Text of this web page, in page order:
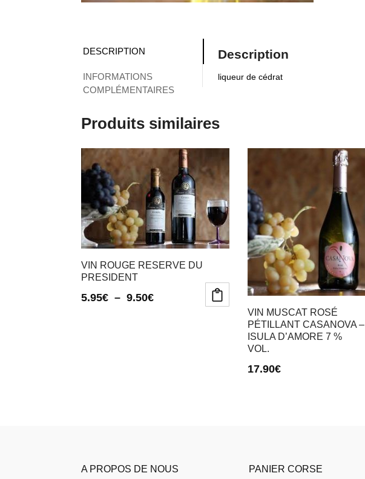
DESCRIPTION
INFORMATIONS
COMPLÉMENTAIRES
Description
liqueur de cédrat
Produits similaires
VIN ROUGE RESERVE DU
PRESIDENT
5.95€ – 9.50€Plage
la
la
VIN MUSCAT ROSÉ
PÉTILLANT CASANOVA –
ISULA D’AMORE 7 %
VOL.
17.90€
A PROPOS DE NOUS PANIER CORSE